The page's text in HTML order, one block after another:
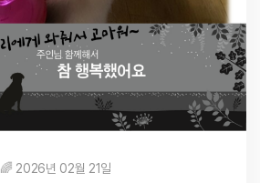
🌈 2026년 02월 21일